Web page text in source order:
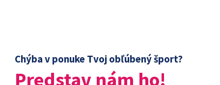
Chýba v ponuke Tvoj obľúbený šport?
Predstav nám ho!